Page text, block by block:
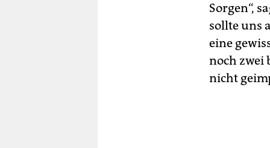
Sorgen“,
sollte uns
eine
noch zwei
nicht